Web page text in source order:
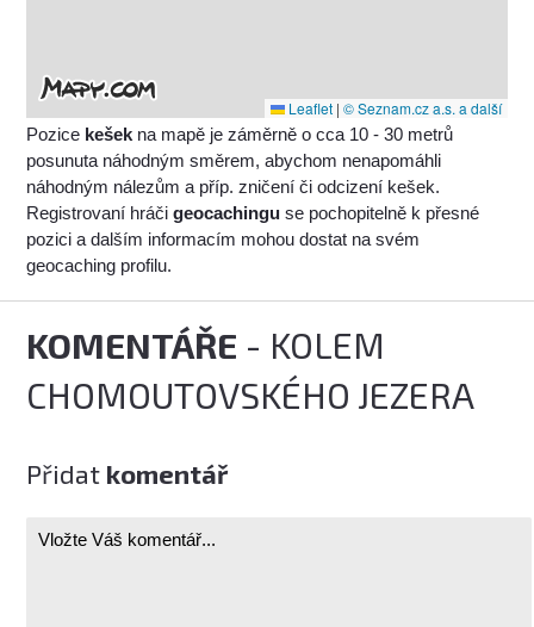
Leaflet | © Seznam.cz a.s. a další
Pozice kešek na mapě je záměrně o cca 10 - 30 metrů
posunuta náhodným směrem, abychom nenapomáhli
náhodným nálezům a příp. zničení či odcizení kešek.
Registrovaní hráčigeocachingu se pochopitelně k přesné
pozici a dalším informacím mohou dostat na svém
geocaching profilu.
KOMENTÁŘE - KOLEM
CHOMOUTOVSKÉHO JEZERA
Přidat komentář